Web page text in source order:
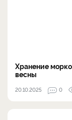
Хранение
весны
20.10.2025 0